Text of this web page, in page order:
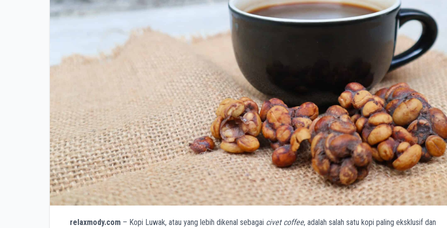
relaxmody.com – Kopi Luwak, atau yang lebih dikenal sebagai civet coffee, adalah salah satu kopi paling eksklusif dan